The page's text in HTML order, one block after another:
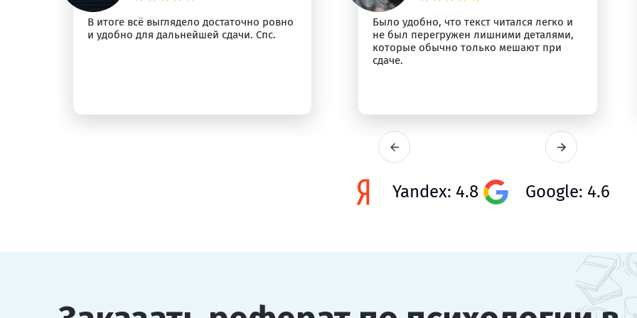
В итоге всё выглядело достаточно ровно
и удобно для дальнейшей сдачи. Спс.
Было удобно, что текст читался легко и
не был перегружен лишними деталями,
которые обычно только мешают при
сдаче.
Yandex: 4.8 Google: 4.6